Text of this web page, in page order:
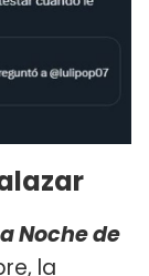
Noche de
la